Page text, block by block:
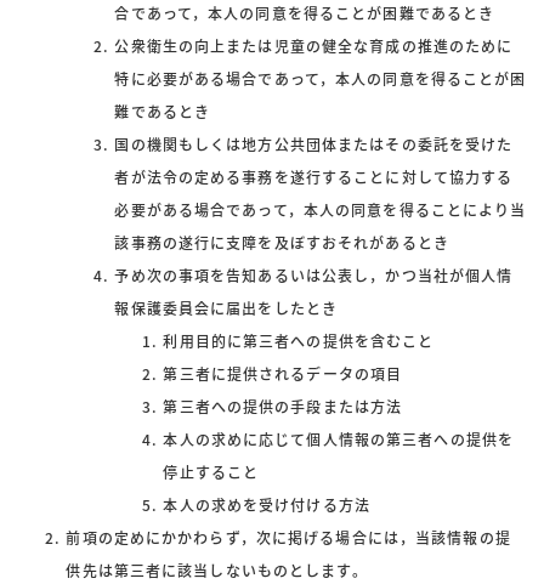
合であって，本人の同意を得ることが困難であるとき
公衆衛生の向上または児童の健全な育成の推進のために
特に必要がある場合であって，本人の同意を得ることが困
難であるとき
国の機関もしくは地方公共団体またはその委託を受けた
者が法令の定める事務を遂行することに対して協力する
必要がある場合であって，本人の同意を得ることにより当
該事務の遂行に支障を及ぼすおそれがあるとき
予め次の事項を告知あるいは公表し，かつ当社が個人情
報保護委員会に届出をしたとき
利用目的に第三者への提供を含むこと
第三者に提供されるデータの項目
第三者への提供の手段または方法
本人の求めに応じて個人情報の第三者への提供を
停止すること
本人の求めを受け付ける方法
前項の定めにかかわらず，次に掲げる場合には，当該情報の提
供先は第三者に該当しないものとします。